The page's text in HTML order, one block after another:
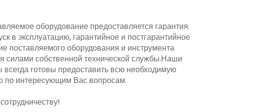
оборудование предоставляется гарантия.
в эксплуатацию, гарантийное и постгарантийное
поставляемого оборудования и инструмента
силами собственной технической службы.Наши
всегда готовы предоставить всю необходимую
интересующим Вас вопросам.